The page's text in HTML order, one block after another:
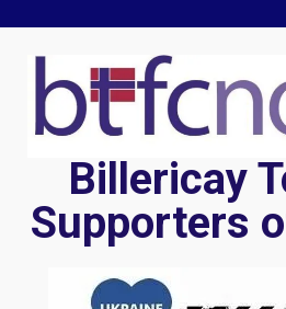
content
Billericay
Supporters